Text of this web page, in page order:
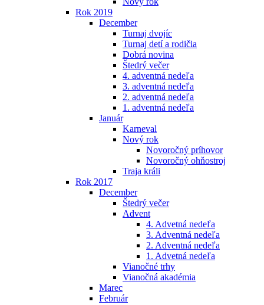
Rok 2019
December
Turnaj dvojíc
Turnaj detí a rodičia
Dobrá novina
Štedrý večer
4. adventná nedeľa
3. adventná nedeľa
2. adventná nedeľa
1. adventná nedeľa
Január
Karneval
Nový rok
Novoročný príhovor
Novoročný ohňostroj
Traja králi
Rok 2017
December
Štedrý večer
Advent
4. Advetná nedeľa
3. Adventná nedeľa
2. Adventná nedeľa
1. Advetná nedeľa
Vianočné trhy
Vianočná akadémia
Marec
Február